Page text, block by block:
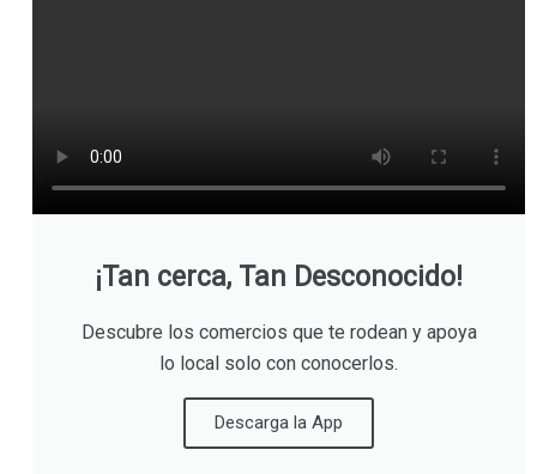
¡Tan cerca, Tan Desconocido!
Descubre los comercios que te rodean y apoya
lo local solo con conocerlos.
Descarga la App